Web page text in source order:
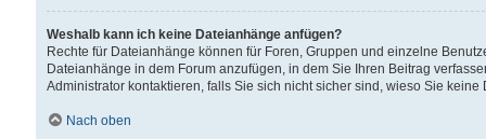
Weshalb kann ich keine Dateianhänge anfügen?
Rechte für Dateianhänge können für Foren, Gruppen und einzelne
Dateianhänge in dem Forum anzufügen, in dem Sie Ihren Beitrag
Administrator kontaktieren, falls Sie sich nicht sicher sind, wieso Sie
Nach oben